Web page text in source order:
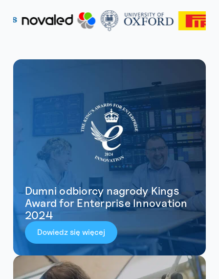
Dumni odbiorcy nagrody Kings
Award for Enterprise Innovation
2024
Dowiedz się więcej